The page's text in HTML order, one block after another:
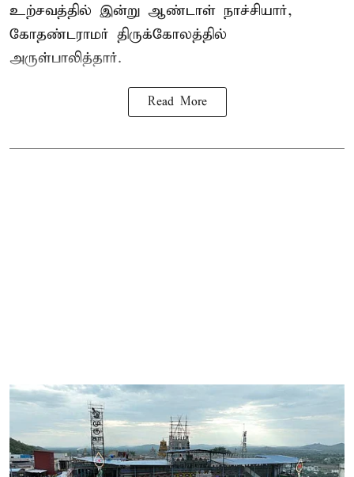
உற்சவத்தில் இன்று ஆண்டாள் நாச்சியார்,
கோதண்டராமர் திருக்கோலத்தில்
அருள்பாலித்தார்.
Read More